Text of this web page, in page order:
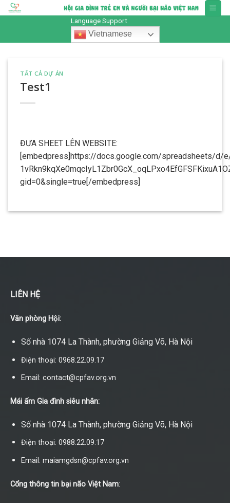
Skip
to
Language Support
Vietnamese
TẤT CẢ DỰ ÁN
Test1
ĐƯA SHEET LÊN WEBSITE:
[embedpress]https://docs.google.com/spreadsheets/d/
gid=0&single=true[/embedpress]
LIÊN HỆ
Văn phòng Hội:
Số nhà 1074 La Thành, phường Giảng Võ, Hà Nội
Điện thoại: 0968.22.09.17
Email: contact@cpfav.org.vn
Mái ấm Gia đình siêu nhân:
Số nhà 1074 La Thành, phường Giảng Võ, Hà Nội
Điện thoại: 0988.22.09.17
Email: maiamgdsn@cpfav.org.vn
Cổng thông tin bại não Việt Nam: